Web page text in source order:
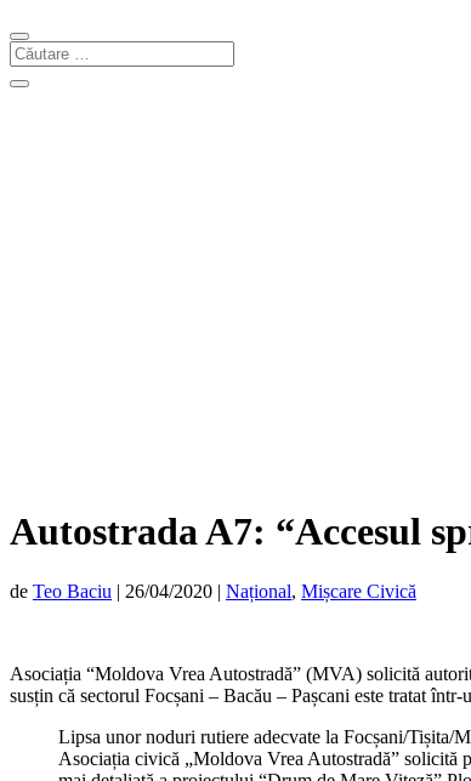
Autostrada A7: “Accesul
de Teo Baciu | 26/04/2020 | Național, Mișcare Civică
Asociația “Moldova Vrea Autostradă” (MVA) solicită
susțin că sectorul Focșani – Bacău – Pașcani este tratat
Lipsa unor noduri rutiere adecvate la Focșani/Tișita/
Asociația civică „Moldova Vrea Autostradă” solicită